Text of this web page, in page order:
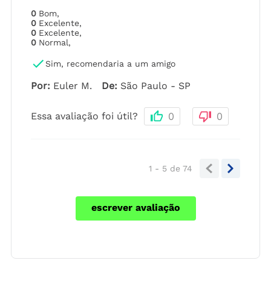
0 Bom,
0 Excelente,
0 Excelente,
0 Normal,
Sim, recomendaria a um amigo
Por: Euler M. De: São Paulo - SP
Essa avaliação foi útil? 0 0
1 - 5 de 74
escrever avaliação